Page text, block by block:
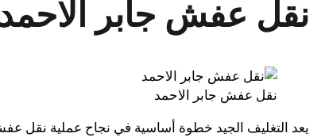
نقل عفش جابر
نقل عفش جابر الاحمد
يعد التغليف الجيد خطوة أساسية في نجاح عملية نقل